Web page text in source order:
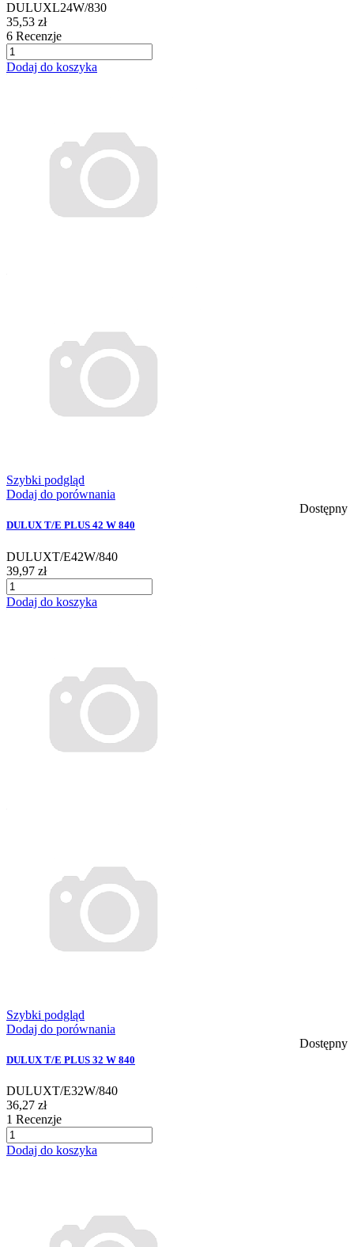
DULUXL24W/830
35,53 zł
6 Recenzje
Dodaj do koszyka
Szybki podgląd
Dodaj do porównania
Dostępny
DULUX T/E PLUS 42 W 840
DULUXT/E42W/840
39,97 zł
Dodaj do koszyka
Szybki podgląd
Dodaj do porównania
Dostępny
DULUX T/E PLUS 32 W 840
DULUXT/E32W/840
36,27 zł
1 Recenzje
Dodaj do koszyka